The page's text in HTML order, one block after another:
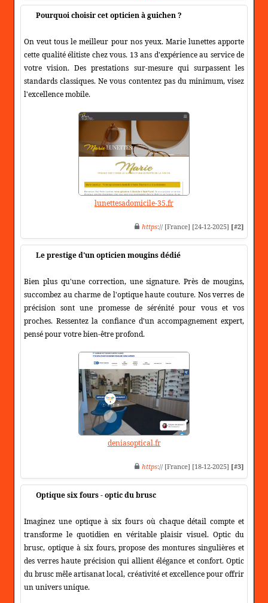
Pourquoi choisir cet opticien à guichen ?
On veut tous le meilleur pour nos yeux. Marie lunettes apporte
cette qualité élitiste chez vous. 13 ans d'expérience au service de
votre vision. Des prestations sur-mesure qui surpassent les
standards classiques. Ne vous contentez pas du minimum, visez
l'excellence mobile.
lunettesadomicile-35.fr
https:// [France] [24-12-2025] [#2]
Le prestige d'un opticien mougins dédié
Bien plus qu'une correction, une signature. Près de mougins,
succombez au charme de l'optique haute couture. Nos verres de
précision sont une promesse de sérénité pour vous et vos
proches. Ressentez la confiance d'un accompagnement expert,
pensé pour votre bien-être profond.
deniasoptical.fr
https:// [France] [18-12-2025] [#3]
Optique six fours - optic du brusc
Imaginez une optique à six fours où chaque détail compte et
transforme le quotidien en véritable plaisir visuel. Optic du
brusc, optique à six fours, propose des montures singulières et
des verres haute précision qui allient élégance et confort. Optic
du brusc mêle artisanat local, créativité et excellence pour offrir
un univers unique.